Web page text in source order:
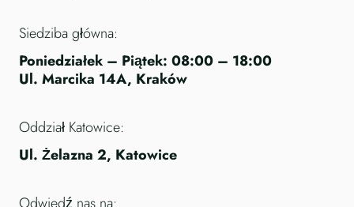
Siedziba główna:
Poniedziałek – Piątek: 08:00 – 18:00
Ul. Marcika 14A, Kraków
Oddział Katowice:
Ul. Żelazna 2, Katowice